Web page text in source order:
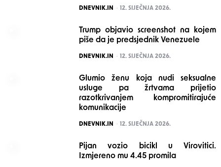
POSTED
DNEVNIK.IN 12. SIJEČNJA 2026.
Trump objavio screenshot na kojem
piše da je predsjednik Venezuele
POSTED
DNEVNIK.IN 12. SIJEČNJA 2026.
Glumio ženu koja nudi seksualne
usluge pa žrtvama prijetio
razotkrivanjem kompromitirajuće
komunikacije
POSTED
DNEVNIK.IN 12. SIJEČNJA 2026.
Pijan vozio bicikl u Virovitici.
Izmjereno mu 4.45 promila